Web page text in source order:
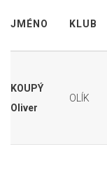
JMÉNO KLUB
KOUPÝ
Oliver
OLÍK